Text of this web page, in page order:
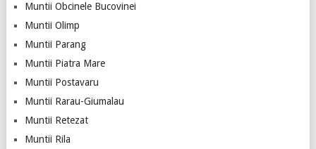
Muntii Obcinele Bucovinei
Muntii Olimp
Muntii Parang
Muntii Piatra Mare
Muntii Postavaru
Muntii Rarau-Giumalau
Muntii Retezat
Muntii Rila